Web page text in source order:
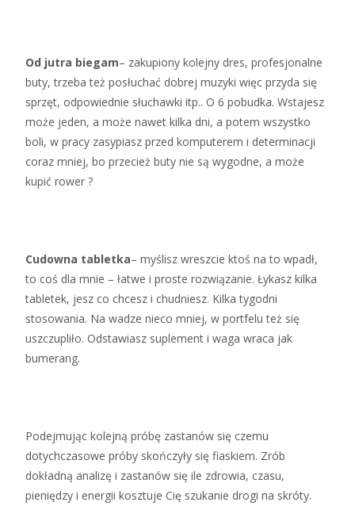
Od jutra biegam– zakupiony kolejny dres, profesjonalne
buty, trzeba też posłuchać dobrej muzyki więc przyda się
sprzęt, odpowiednie słuchawki itp.. O 6 pobudka. Wstajesz
może jeden, a może nawet kilka dni, a potem wszystko
boli, w pracy zasypiasz przed komputerem i determinacji
coraz mniej, bo przecież buty nie są wygodne, a może
kupić rower ?
Cudowna tabletka– myślisz wreszcie ktoś na to wpadł,
to coś dla mnie – łatwe i proste rozwiązanie. Łykasz kilka
tabletek, jesz co chcesz i chudniesz. Kilka tygodni
stosowania. Na wadze nieco mniej, w portfelu też się
uszczupliło. Odstawiasz suplement i waga wraca jak
bumerang.
Podejmując kolejną próbę zastanów się czemu
dotychczasowe próby skończyły się fiaskiem. Zrób
dokładną analizę i zastanów się ile zdrowia, czasu,
pieniędzy i energii kosztuje Cię szukanie drogi na skróty.